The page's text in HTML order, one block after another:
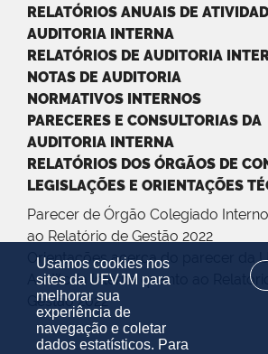
Usamos cookies nos
sites da UFVJM para
melhorar sua
experiência de
navegação e coletar
dados estatísticos. Para
RELATÓRIOS ANUAIS DE
AUDITORIA INTERNA
RELATÓRIOS DE AUDITORIA
NOTAS DE AUDITORIA
NORMATIVOS INTERNOS
PARECERES E CONSULTORIAS DA
AUDITORIA INTERNA
RELATÓRIOS DOS ÓRGÃOS DE
LEGISLAÇÕES E ORIENTAÇÕES
Parecer de Órgão Colegiado
ao Relatório de Gestão 2022
Orientações acerca do parecer da
Auditoria Interna quanto ao
Gestão 2022